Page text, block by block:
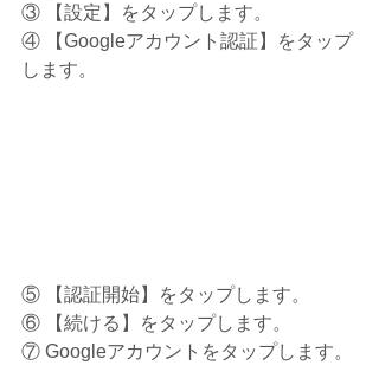
③ 【設定】をタップします。
④ 【Googleアカウント認証】をタップ
します。
⑤ 【認証開始】をタップします。
⑥ 【続ける】をタップします。
⑦ Googleアカウントをタップします。